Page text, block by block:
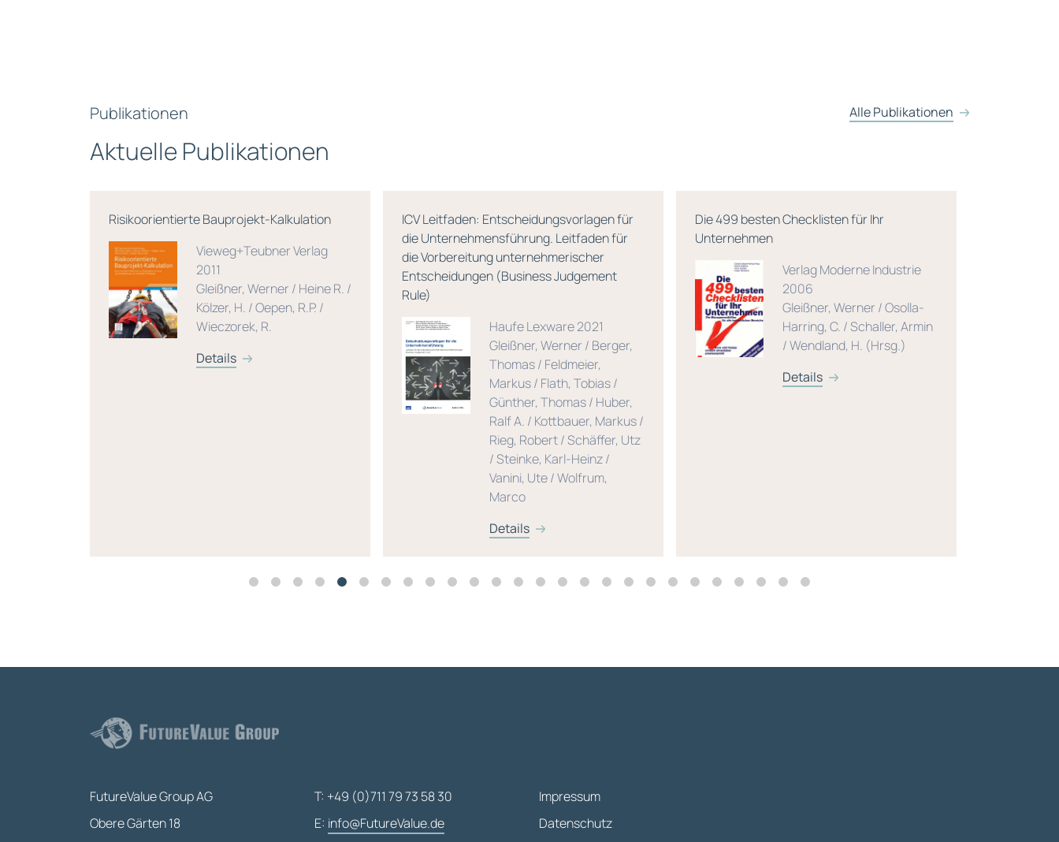
Publikationen
Aktuelle Publikationen
Alle Publikationen
Risikoorientierte Bauprojekt-Kalkulation
Vieweg+Teubner Verlag
2011
Gleißner, Werner / Heine R. /
Kölzer, H. / Oepen, R.P. /
Wieczorek, R.
Details
ICV Leitfaden: Entscheidungsvorlagen für
die Unternehmensführung. Leitfaden für
die Vorbereitung unternehmerischer
Entscheidungen (Business Judgement
Rule)
Haufe Lexware 2021
Gleißner, Werner / Berger,
Thomas / Feldmeier,
Markus / Flath, Tobias /
Günther, Thomas / Huber,
Ralf A. / Kottbauer, Markus /
Rieg, Robert / Schäffer, Utz
/ Steinke, Karl-Heinz /
Vanini, Ute / Wolfrum,
Marco
Details
Die 499 besten Checklisten für Ihr
Unternehmen
Verlag Moderne Industrie
2006
Gleißner, Werner / Osolla-
Harring, C. / Schaller, Armin
/ Wendland, H. (Hrsg.)
Details
FutureValue Group AG
Obere Gärten 18
T: +49 (0)711 79 73 58 30
E: info@FutureValue.de
Impressum
Datenschutz